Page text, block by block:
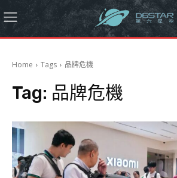
Home Tags 品牌危機
Tag: 品牌危機